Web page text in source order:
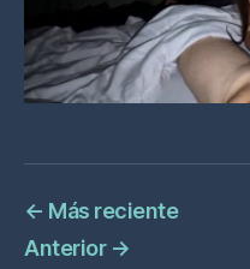
← Más reciente
Anterior →